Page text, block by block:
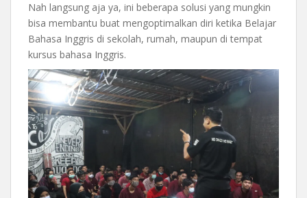
Nah langsung aja ya, ini beberapa solusi yang mungkin
bisa membantu buat mengoptimalkan diri ketika Belajar
Bahasa Inggris di sekolah, rumah, maupun di tempat
kursus bahasa Inggris.